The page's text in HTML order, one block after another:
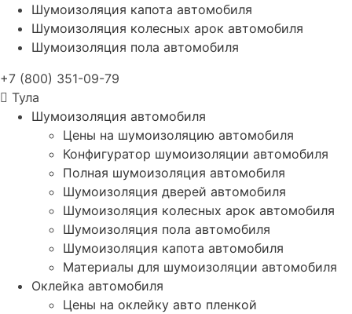
Шумоизоляция капота автомобиля
Шумоизоляция колесных арок автомобиля
Шумоизоляция пола автомобиля
+7 (800) 351-09-79
Тула
Шумоизоляция автомобиля
Цены на шумоизоляцию автомобиля
Конфигуратор шумоизоляции автомобиля
Полная шумоизоляция автомобиля
Шумоизоляция дверей автомобиля
Шумоизоляция колесных арок автомобиля
Шумоизоляция пола автомобиля
Шумоизоляция капота автомобиля
Материалы для шумоизоляции автомобиля
Оклейка автомобиля
Цены на оклейку авто пленкой